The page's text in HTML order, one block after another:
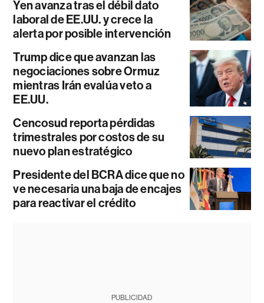
Yen avanza tras el débil dato
laboral de EE.UU. y crece la
alerta por posible intervención
Trump dice que avanzan las
negociaciones sobre Ormuz
mientras Irán evalúa veto a
EE.UU.
Cencosud reporta pérdidas
trimestrales por costos de su
nuevo plan estratégico
Presidente del BCRA dice que no
ve necesaria una baja de encajes
para reactivar el crédito
PUBLICIDAD